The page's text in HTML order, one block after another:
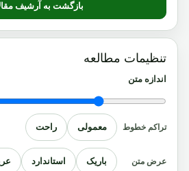
بازگشت به آرشیف
تنظیمات مطالعه
اندازه متن
تراکم خطوط معمولی راحت
عرض متن باریک استاندارد